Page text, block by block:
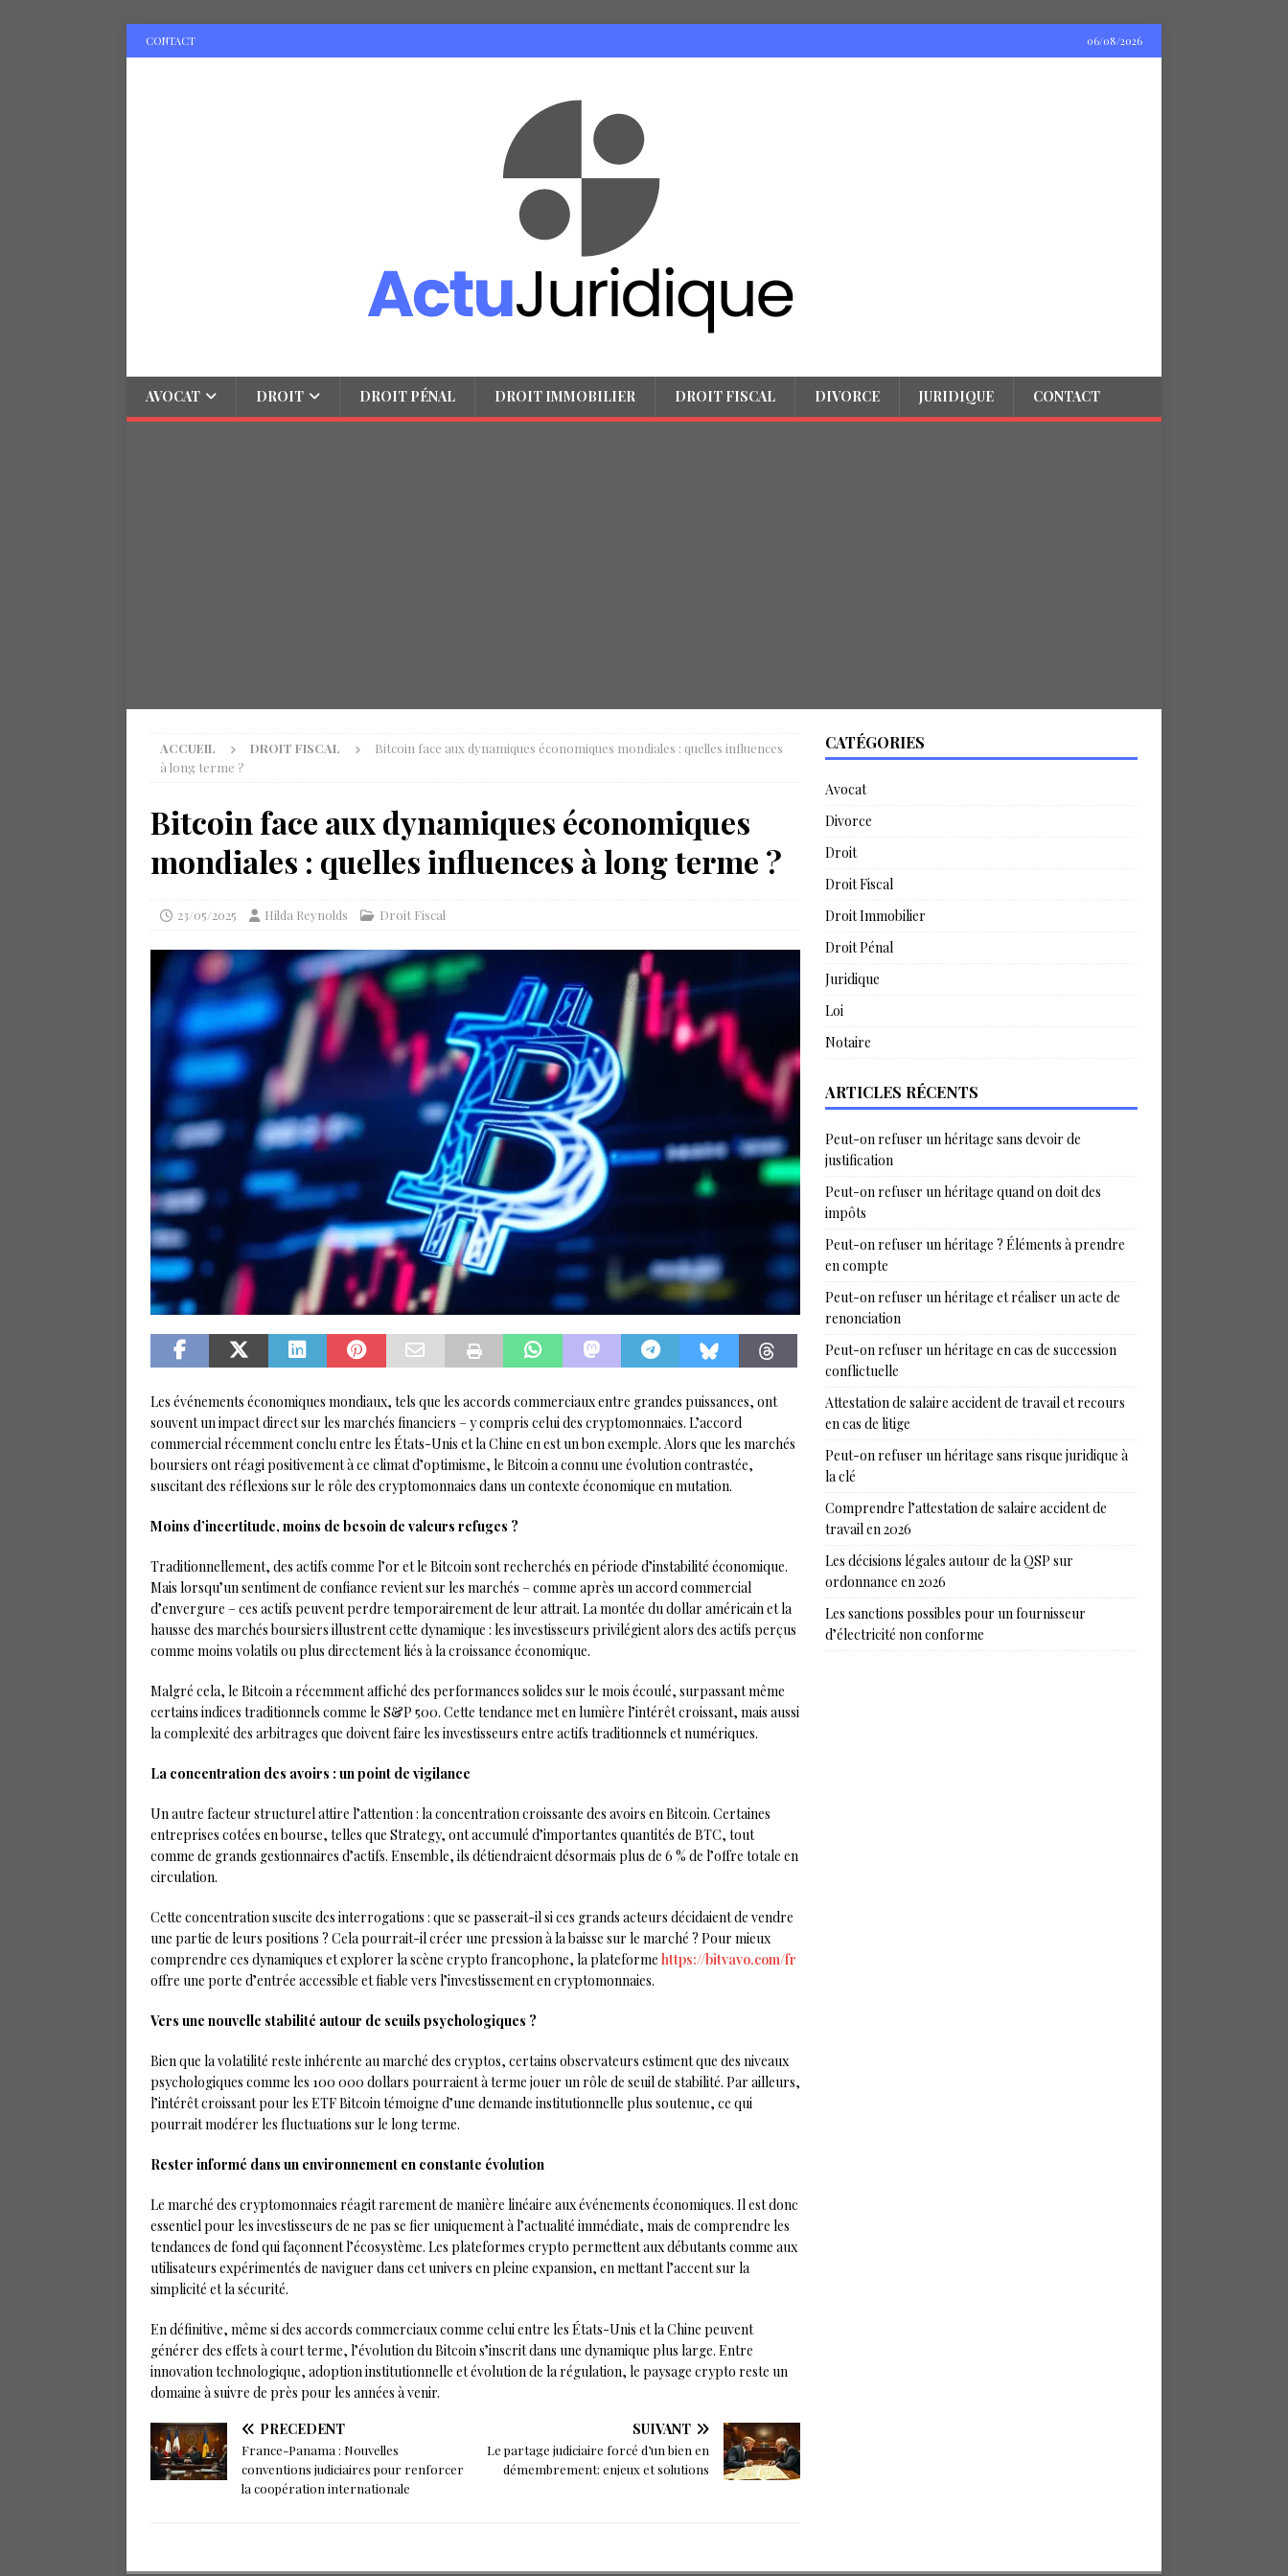
CONTACT 06/08/2026
AVOCAT DROIT DROIT PÉNAL DROIT IMMOBILIER DROIT FISCAL DIVORCE JURIDIQUE CONTACT
ACCUEIL DROIT FISCAL
Bitcoin face aux dynamiques économiques mondiales : quelles influences
à long terme ?
Bitcoin face aux dynamiques économiques
mondiales : quelles influences à long terme ?
23/05/2025 Hilda Reynolds Droit Fiscal
Les événements économiques mondiaux, tels que les accords commerciaux entre grandes puissances, ont
souvent un impact direct sur les marchés financiers – y compris celui des cryptomonnaies. L’accord
commercial récemment conclu entre les États-Unis et la Chine en est un bon exemple. Alors que les marchés
boursiers ont réagi positivement à ce climat d’optimisme, le Bitcoin a connu une évolution contrastée,
suscitant des réflexions sur le rôle des cryptomonnaies dans un contexte économique en mutation.
Moins d’incertitude, moins de besoin de valeurs refuges ?
Traditionnellement, des actifs comme l’or et le Bitcoin sont recherchés en période d’instabilité économique.
Mais lorsqu’un sentiment de confiance revient sur les marchés – comme après un accord commercial
d’envergure – ces actifs peuvent perdre temporairement de leur attrait. La montée du dollar américain et la
hausse des marchés boursiers illustrent cette dynamique : les investisseurs privilégient alors des actifs perçus
comme moins volatils ou plus directement liés à la croissance économique.
Malgré cela, le Bitcoin a récemment affiché des performances solides sur le mois écoulé, surpassant même
certains indices traditionnels comme le S&P 500. Cette tendance met en lumière l’intérêt croissant, mais aussi
la complexité des arbitrages que doivent faire les investisseurs entre actifs traditionnels et numériques.
La concentration des avoirs : un point de vigilance
Un autre facteur structurel attire l’attention : la concentration croissante des avoirs en Bitcoin. Certaines
entreprises cotées en bourse, telles que Strategy, ont accumulé d’importantes quantités de BTC, tout
comme de grands gestionnaires d’actifs. Ensemble, ils détiendraient désormais plus de 6 % de l’offre totale en
circulation.
Cette concentration suscite des interrogations : que se passerait-il si ces grands acteurs décidaient de vendre
une partie de leurs positions ? Cela pourrait-il créer une pression à la baisse sur le marché ? Pour mieux
comprendre ces dynamiques et explorer la scène crypto francophone, la plateforme https://bitvavo.com/fr
offre une porte d’entrée accessible et fiable vers l’investissement en cryptomonnaies.
Vers une nouvelle stabilité autour de seuils psychologiques ?
Bien que la volatilité reste inhérente au marché des cryptos, certains observateurs estiment que des niveaux
psychologiques comme les 100 000 dollars pourraient à terme jouer un rôle de seuil de stabilité. Par ailleurs,
l’intérêt croissant pour les ETF Bitcoin témoigne d’une demande institutionnelle plus soutenue, ce qui
pourrait modérer les fluctuations sur le long terme.
Rester informé dans un environnement en constante évolution
Le marché des cryptomonnaies réagit rarement de manière linéaire aux événements économiques. Il est donc
essentiel pour les investisseurs de ne pas se fier uniquement à l’actualité immédiate, mais de comprendre les
tendances de fond qui façonnent l’écosystème. Les plateformes crypto permettent aux débutants comme aux
utilisateurs expérimentés de naviguer dans cet univers en pleine expansion, en mettant l’accent sur la
simplicité et la sécurité.
En définitive, même si des accords commerciaux comme celui entre les États-Unis et la Chine peuvent
générer des effets à court terme, l’évolution du Bitcoin s’inscrit dans une dynamique plus large. Entre
innovation technologique, adoption institutionnelle et évolution de la régulation, le paysage crypto reste un
domaine à suivre de près pour les années à venir.
PRÉCÉDENT
France-Panama : Nouvelles
conventions judiciaires pour renforcer
la coopération internationale
SUIVANT
Le partage judiciaire forcé d’un bien en
démembrement: enjeux et solutions
CATÉGORIES
Avocat
Divorce
Droit
Droit Fiscal
Droit Immobilier
Droit Pénal
Juridique
Loi
Notaire
ARTICLES RÉCENTS
Peut-on refuser un héritage sans devoir de
justification
Peut-on refuser un héritage quand on doit des
impôts
Peut-on refuser un héritage ? Éléments à prendre
en compte
Peut-on refuser un héritage et réaliser un acte de
renonciation
Peut-on refuser un héritage en cas de succession
conflictuelle
Attestation de salaire accident de travail et recours
en cas de litige
Peut-on refuser un héritage sans risque juridique à
la clé
Comprendre l’attestation de salaire accident de
travail en 2026
Les décisions légales autour de la QSP sur
ordonnance en 2026
Les sanctions possibles pour un fournisseur
d’électricité non conforme